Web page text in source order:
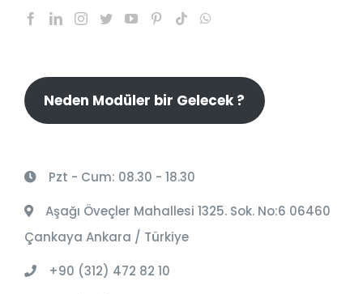
Neden Modüler bir Gelecek ?
Pzt - Cum: 08.30 - 18.30
Aşağı Öveçler Mahallesi 1325. Sok. No:6 06460
Çankaya Ankara / Türkiye
+90 (312) 472 82 10